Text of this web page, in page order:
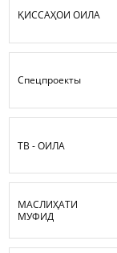
ҚИССАҲОИ ОИЛА
Спецпроекты
ТВ - ОИЛА
МАСЛИҲАТИ
МУФИД